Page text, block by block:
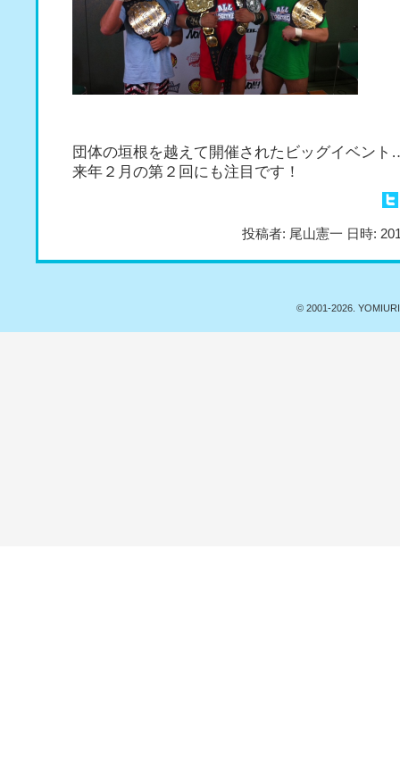
団体の垣根を越えて開催されたビッグイベン
来年２月の第２回にも注目です！
投稿者: 尾山憲一 日時:
© 2001-2026.